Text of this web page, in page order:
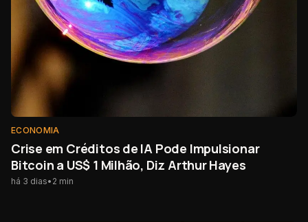
ECONOMIA
Crise em Créditos de IA Pode Impulsionar
Bitcoin a US$ 1 Milhão, Diz Arthur Hayes
há 3 dias• 2 min